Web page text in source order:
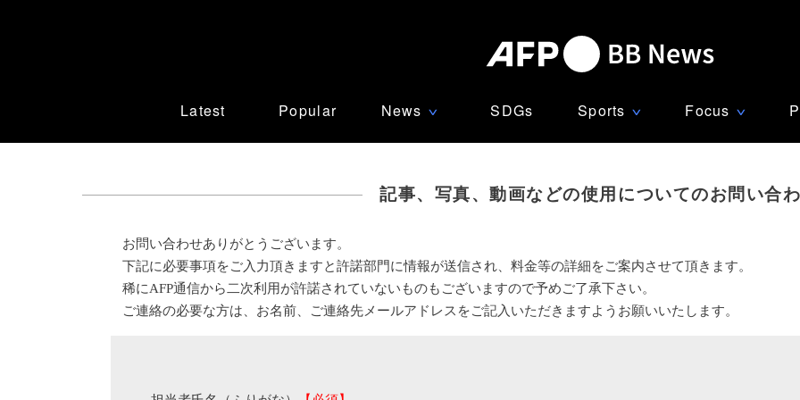
Latest Popular News ∨ SDGs Sports ∨ Focus ∨
記事、写真、動画などの使用についてのお問い合
お問い合わせありがとうございます。
下記に必要事項をご入力頂きますと許諾部門に情報が送信され、料金等の詳細をご案内させて頂きます。
稀にAFP通信から二次利用が許諾されていないものもございますので予めご了承下さい。
ご連絡の必要な方は、お名前、ご連絡先メールアドレスをご記入いただきますようお願いいたします。